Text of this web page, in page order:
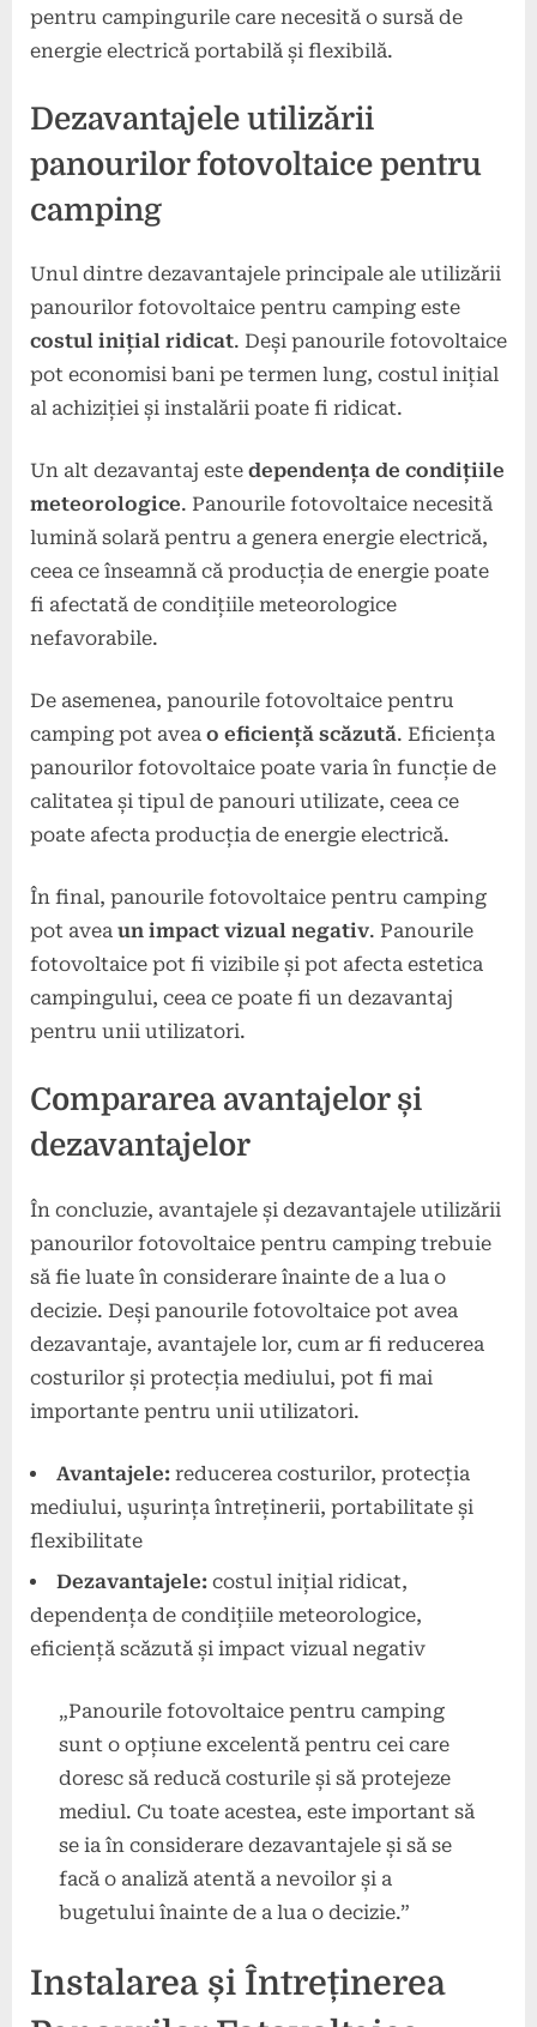
pentru campingurile care necesită o sursă de
energie electrică portabilă și flexibilă.
Dezavantajele utilizării
panourilor fotovoltaice pentru
camping
Unul dintre dezavantajele principale ale utilizării
panourilor fotovoltaice pentru camping este
costul inițial ridicat. Deși panourile fotovoltaice
pot economisi bani pe termen lung, costul inițial
al achiziției și instalării poate fi ridicat.
Un alt dezavantaj este dependența de condițiile
meteorologice. Panourile fotovoltaice necesită
lumină solară pentru a genera energie electrică,
ceea ce înseamnă că producția de energie poate
fi afectată de condițiile meteorologice
nefavorabile.
De asemenea, panourile fotovoltaice pentru
camping pot avea o eficiență scăzută. Eficiența
panourilor fotovoltaice poate varia în funcție de
calitatea și tipul de panouri utilizate, ceea ce
poate afecta producția de energie electrică.
În final, panourile fotovoltaice pentru camping
pot avea un impact vizual negativ. Panourile
fotovoltaice pot fi vizibile și pot afecta estetica
campingului, ceea ce poate fi un dezavantaj
pentru unii utilizatori.
Compararea avantajelor și
dezavantajelor
În concluzie, avantajele și dezavantajele utilizării
panourilor fotovoltaice pentru camping trebuie
să fie luate în considerare înainte de a lua o
decizie. Deși panourile fotovoltaice pot avea
dezavantaje, avantajele lor, cum ar fi reducerea
costurilor și protecția mediului, pot fi mai
importante pentru unii utilizatori.
Avantajele: reducerea costurilor, protecția
mediului, ușurința întreținerii, portabilitate și
flexibilitate
Dezavantajele: costul inițial ridicat,
dependența de condițiile meteorologice,
eficiență scăzută și impact vizual negativ
„Panourile fotovoltaice pentru camping
sunt o opțiune excelentă pentru cei care
doresc să reducă costurile și să protejeze
mediul. Cu toate acestea, este important să
se ia în considerare dezavantajele și să se
facă o analiză atentă a nevoilor și a
bugetului înainte de a lua o decizie.”
Instalarea și Întreținerea